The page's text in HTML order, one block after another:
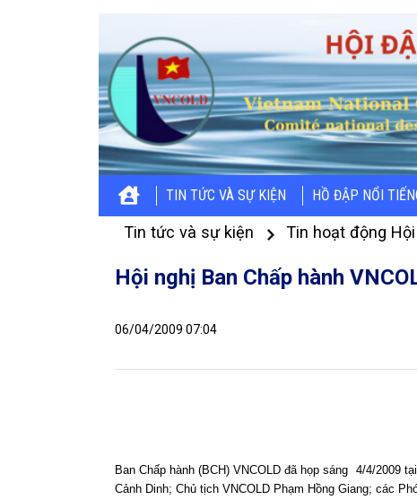
TIN TỨC VÀ SỰ KIỆN HỒ ĐẬP NỔI
Tin tức và sự kiện Tin hoạt động Hội
Hội nghị Ban Chấp hành
06/04/2009 07:04
Ban Chấp hành (BCH) VNCOLD đã họp sáng 4/4/2009
Cảnh Dinh; Chủ tịch VNCOLD Phạm Hồng Giang; các